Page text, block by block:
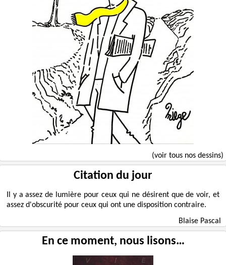
(voir tous nos dessins)
Citation du jour
Il y a assez de lumière pour ceux qui ne désirent que de voir, et
assez d'obscurité pour ceux qui ont une disposition contraire.
Blaise Pascal
En ce moment, nous lisons…